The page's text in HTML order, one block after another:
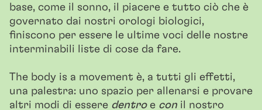
base, come il sonno, il piacere e tutto ciò che è
governato dai nostri orologi biologici,
finiscono per essere le ultime voci delle nostre
interminabili liste di cose da fare.
The body is a movement è, a tutti gli effetti,
una palestra: uno spazio per allenarsi e provare
altri modi di essere dentroe con il nostro